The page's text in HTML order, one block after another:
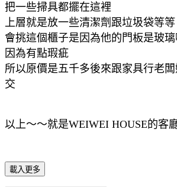
把一些掃具都擺在這裡
上層就是放一些清潔劑跟垃圾袋等等
會挑這個櫃子是因為他的門板是玻
因為有點瑕疵
所以原價是五千多後來跟家具行老
交
以上～～就是WEIWEI HOUSE的客
載入更多